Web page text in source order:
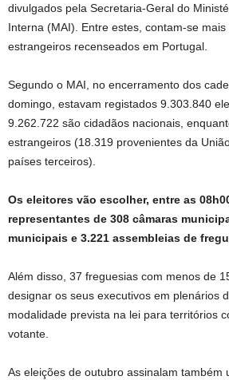
divulgados pela Secretaria-Geral do
Interna (MAI). Entre estes, contam-se
estrangeiros recenseados em Portugal.
Segundo o MAI, no encerramento dos
domingo, estavam registados 9.303.840
9.262.722 são cidadãos nacionais,
estrangeiros (18.319 provenientes da
países terceiros).
Os eleitores vão escolher, entre as
representantes de 308 câmaras
municipais e 3.221 assembleias de
Além disso, 37 freguesias com menos de
designar os seus executivos em plenários
modalidade prevista na lei para territórios
votante.
As eleições de outubro assinalam também